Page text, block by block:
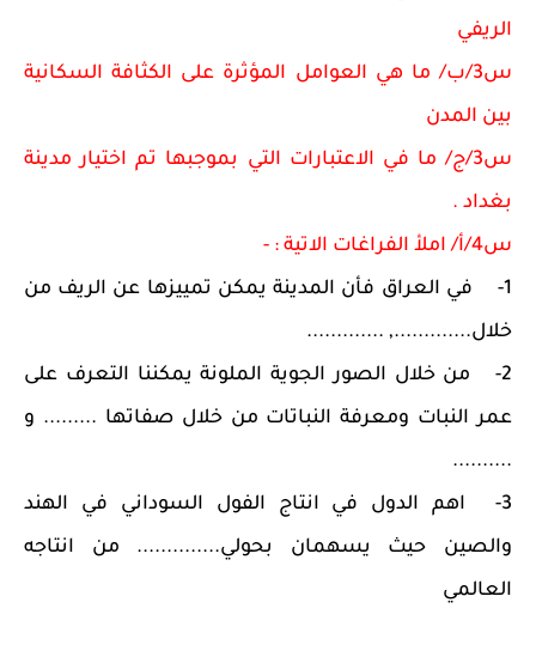
الريفي
س3/ب/ ما هي العوامل المؤثرة على الكثافة السكانية
بين المدن
س3/ج/ ما في الاعتبارات التي بموجبها تم اختيار مدينة
بغداد .
س4/أ/ املأ الفراغات الاتية : -
1-
في العراق فأن المدينة يمكن تمييزها عن الريف من
خلال............., .............
2-
من خلال الصور الجوية الملونة يمكننا التعرف على
عمر النبات ومعرفة النباتات من خلال صفاتها ......... و
..........
3-
اهم الدول في انتاج الفول السوداني في الهند
والصين حيث يسهمان بحولي.............. من انتاجه
العالمي